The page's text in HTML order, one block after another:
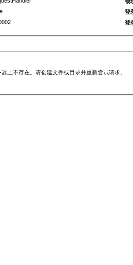
登
登
上不存在。请创建文件或目录并重新尝试请求。